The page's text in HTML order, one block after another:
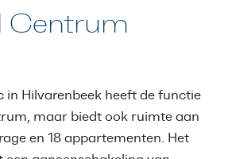
Centrum
in Hilvarenbeek heeft de functie
maar biedt ook ruimte aan
en 18 appartementen. Het